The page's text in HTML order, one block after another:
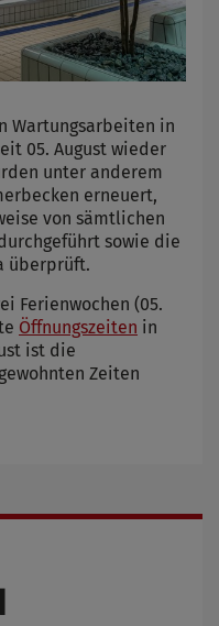
Wartungsarbeiten in
05. August wieder
unter anderem
erneuert,
von sämtlichen
sowie die
überprüft.
Ferienwochen (05.
Öffnungszeiten in
ist die
Zeiten